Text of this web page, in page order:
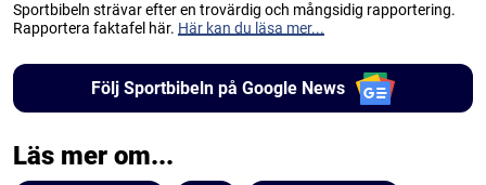
Sportbibeln strävar efter en trovärdig och mångsidig rapportering.
Rapportera faktafel här. Här kan du läsa mer...
Följ Sportbibeln på Google News
Läs mer om...